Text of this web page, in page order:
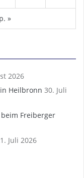
»
2026
Heilbronn 30. Juli
Freiberger
Juli 2026